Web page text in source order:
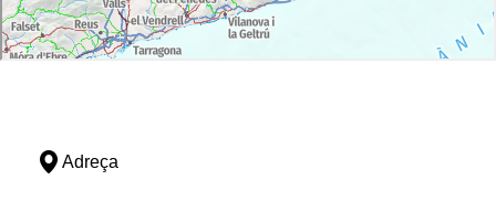
Adreça